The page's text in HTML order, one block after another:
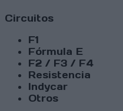
Circuitos
F1
Fórmula E
F2 / F3 / F4
Resistencia
Indycar
Otros